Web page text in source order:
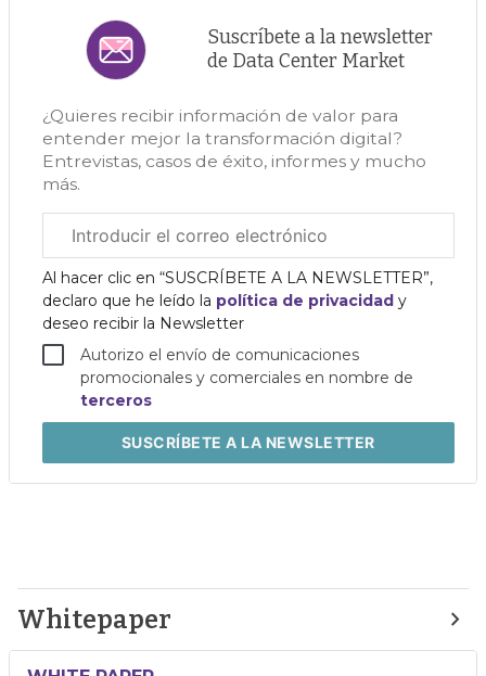
Suscríbete a la newsletter
de Data Center Market
¿Quieres recibir información de valor para
entender mejor la transformación digital?
Entrevistas, casos de éxito, informes y mucho
más.
electrónico
corporativo
Al hacer clic en “SUSCRÍBETE A LA NEWSLETTER”,
declaro que he leído la política de privacidad y
deseo recibir la Newsletter
Autorizo el envío de comunicaciones
promocionales y comerciales en nombre de
terceros
SUSCRÍBETEA LA NEWSLETTER
Whitepaper